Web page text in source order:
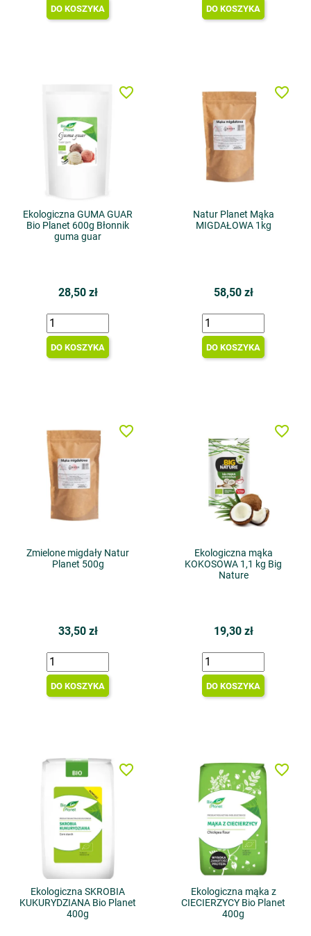
DO KOSZYKA DO KOSZYKA
Ekologiczna GUMA GUAR
Bio Planet 600g Błonnik
guma guar
28,50 zł
DO KOSZYKA
favorite_border
Natur Planet Mąka
MIGDAŁOWA 1kg
58,50 zł
DO KOSZYKA
favorite_border
Zmielone migdały Natur
Planet 500g
33,50 zł
DO KOSZYKA
favorite_border
Ekologiczna mąka
KOKOSOWA 1,1 kg Big
Nature
19,30 zł
DO KOSZYKA
favorite_border
Ekologiczna SKROBIA
KUKURYDZIANA Bio Planet
400g
favorite_border
Ekologiczna mąka z
CIECIERZYCY Bio Planet
400g
favorite_border